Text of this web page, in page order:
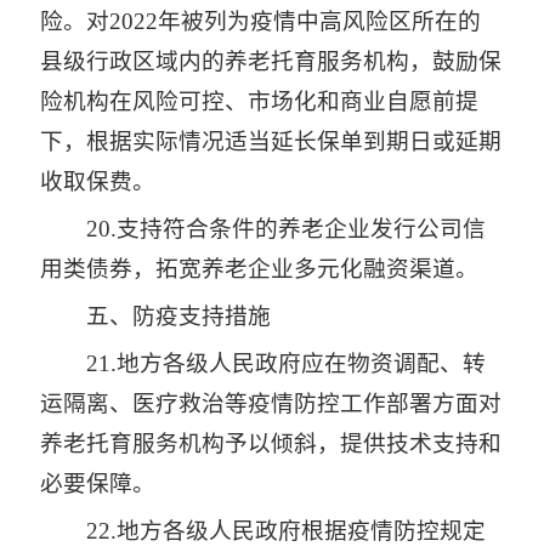
险。对2022年被列为疫情中高风险区所在的
县级行政区域内的养老托育服务机构，鼓励保
险机构在风险可控、市场化和商业自愿前提
下，根据实际情况适当延长保单到期日或延期
收取保费。
20.支持符合条件的养老企业发行公司信
用类债券，拓宽养老企业多元化融资渠道。
五、防疫支持措施
21.地方各级人民政府应在物资调配、转
运隔离、医疗救治等疫情防控工作部署方面对
养老托育服务机构予以倾斜，提供技术支持和
必要保障。
22.地方各级人民政府根据疫情防控规定